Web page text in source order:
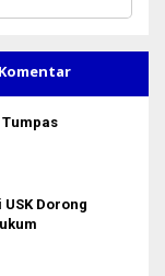
Komentar
Dorong